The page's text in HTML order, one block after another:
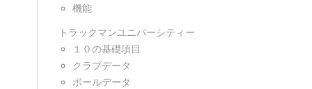
機能
トラックマンユニバーシティー
１０の基礎項目
クラブデータ
ボールデータ